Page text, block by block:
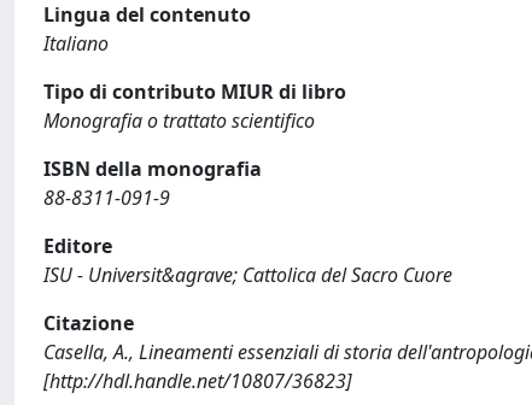
Lingua del contenuto
Italiano
Tipo di contributo MIUR di libro
Monografia o trattato scientifico
ISBN della monografia
88-8311-091-9
Editore
ISU - Universit&agrave; Cattolica del Sacro Cuore
Citazione
Casella, A., Lineamenti essenziali di storia
[http://hdl.handle.net/10807/36823]